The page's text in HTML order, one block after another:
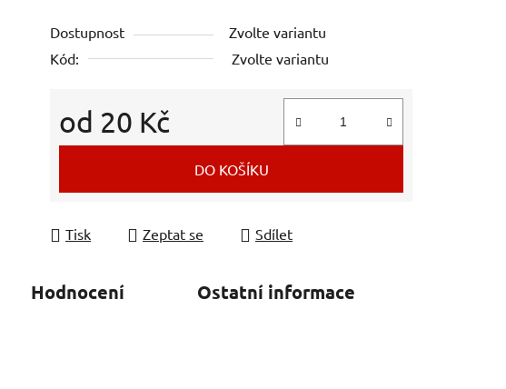
Dostupnost
Zvolte variantu
Kód:
Zvolte variantu
od 20 Kč
Měrná cena:
DO KOŠÍKU
Tisk Zeptat se Sdílet
Hodnocení Ostatní informace